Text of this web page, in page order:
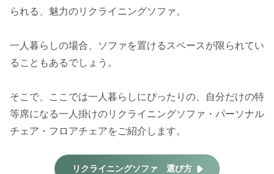
られる、魅力のリクライニングソファ。
一人暮らしの場合、ソファを置けるスペースが限られてい
ることもあるでしょう。
そこで、ここでは一人暮らしにぴったりの、自分だけの特
等席になる一人掛けのリクライニングソファ・パーソナル
チェア・フロアチェアをご紹介します。
リクライニングソファ 選び方